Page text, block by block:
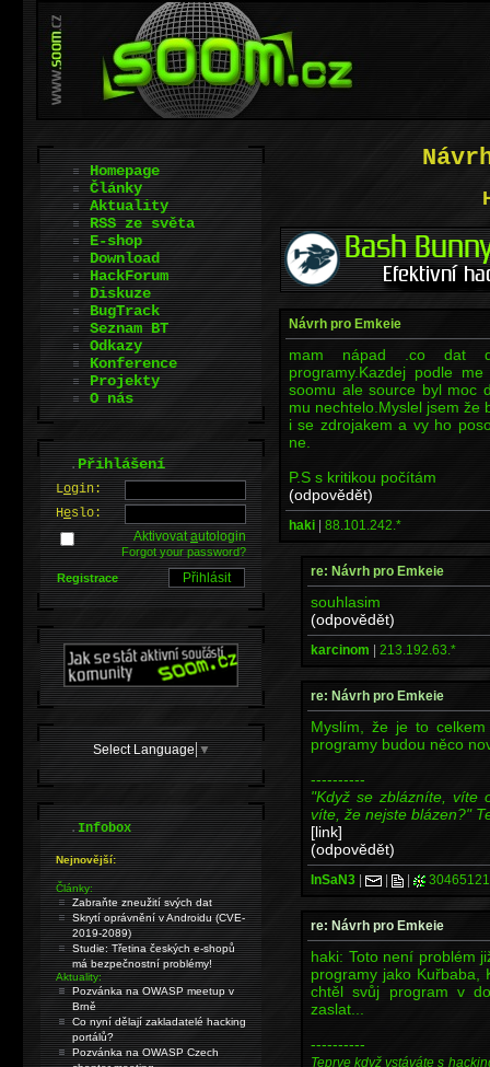
Návrh pro Emkeie
mam nápad .co dat
programy.Kazdej podle
soomu ale source byl moc
mu nechtelo.Myslel jsem že
i se zdrojakem a vy ho
ne.
P.S s kritikou počítám
(odpovědět)
haki | 88.101.242.*
re: Návrh pro Emkeie
souhlasim
(odpovědět)
karcinom | 213.192.63.*
re: Návrh pro Emkeie
Myslím, že je to
programy budou něco
----------
"Když se zblázníte, víte
víte, že nejste blázen?"
[link]
(odpovědět)
InSaN3 | | |
re: Návrh pro Emkeie
haki: Toto není problém
programy jako Kuřbaba,
chtěl svůj program v
zaslat...
----------
Teprve když vstáváte s
Homepage
Články
Aktuality
RSS ze světa
E-shop
Download
HackForum
Diskuze
BugTrack
Seznam BT
Odkazy
Konference
Projekty
O nás
.Přihlášení
Login:
Heslo:
Aktivovatautologin
Forgot your password?
Registrace
Select Language ▼
.Infobox
Nejnovější:
Články:
Zabraňte zneužití svých dat
Skrytí oprávnění v Androidu (CVE-
2019-2089)
Studie: Třetina českých e-shopů
má bezpečnostní problémy!
Aktuality:
Pozvánka na OWASP meetup v
Brně
Co nyní dělají zakladatelé hacking
portálů?
Pozvánka na OWASP Czech